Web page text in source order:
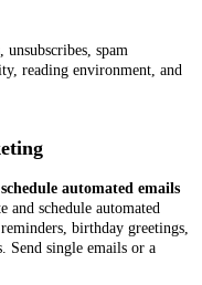
spam
reading environment, and
automated emails
and schedule automated
birthday greetings,
Send single emails or a